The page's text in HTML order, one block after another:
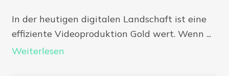
In der heutigen digitalen Landschaft ist eine
effiziente Videoproduktion Gold wert. Wenn ...
Weiterlesen